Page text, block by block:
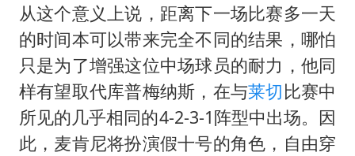
从这个意义上说，距离下一场比赛多一天
的时间本可以带来完全不同的结果，哪怕
只是为了增强这位中场球员的耐力，他同
样有望取代库普梅纳斯，在与莱切比赛中
所见的几乎相同的4-2-3-1阵型中出场。因
此，麦肯尼将扮演假十号的角色，自由穿